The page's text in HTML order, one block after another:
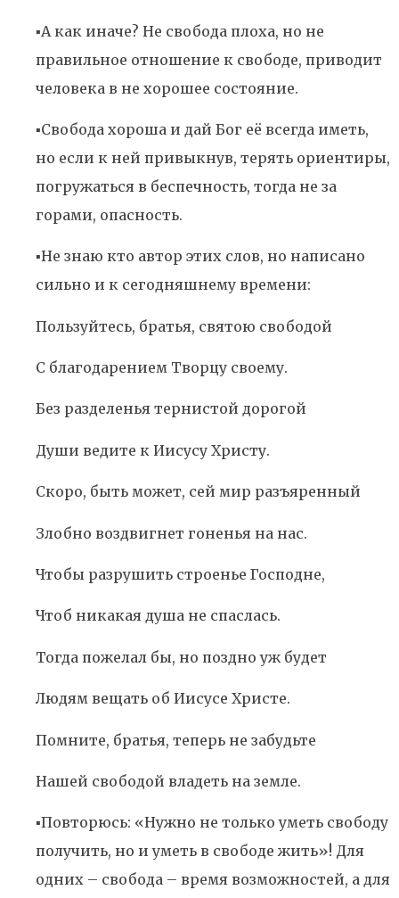
▪️А как иначе? Не свобода плоха, но не
правильное отношение к свободе, приводит
человека в не хорошее состояние.
▪️Свобода хороша и дай Бог её всегда иметь,
но если к ней привыкнув, терять ориентиры,
погружаться в беспечность, тогда не за
горами, опасность.
▪️Не знаю кто автор этих слов, но написано
сильно и к сегодняшнему времени:
Пользуйтесь, братья, святою свободой
С благодарением Творцу своему.
Без разделенья тернистой дорогой
Души ведите к Иисусу Христу.
Скоро, быть может, сей мир разъяренный
Злобно воздвигнет гоненья на нас.
Чтобы разрушить строенье Господне,
Чтоб никакая душа не спаслась.
Тогда пожелал бы, но поздно уж будет
Людям вещать об Иисусе Христе.
Помните, братья, теперь не забудьте
Нашей свободой владеть на земле.
▪️Повторюсь: «Нужно не только уметь свободу
получить, но и уметь в свободе жить»! Для
одних – свобода – время возможностей, а для